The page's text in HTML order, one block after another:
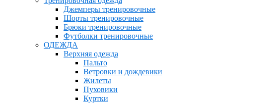
Джемперы тренировочные
Шорты тренировочные
Брюки тренировочные
Футболки тренировочные
ОДЕЖДА
Верхняя одежда
Пальто
Ветровки и дождевики
Жилеты
Пуховики
Куртки